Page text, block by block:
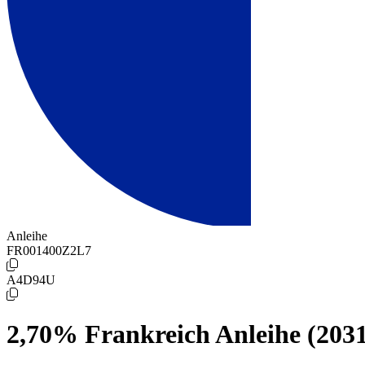
Anleihe
FR001400Z2L7
A4D94U
2,70% Frankreich Anleihe